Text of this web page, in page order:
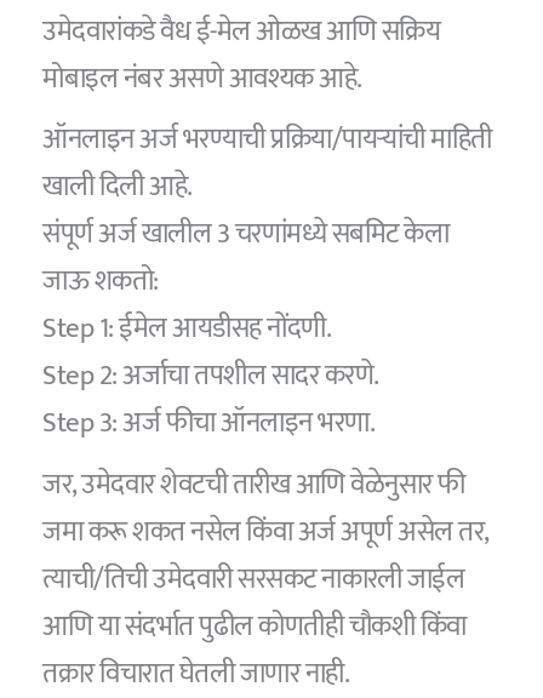
उमेदवारांकडे वैध ई-मेल ओळख आणि सक्रिय
मोबाइल नंबर असणे आवश्यक आहे.
ऑनलाइन अर्ज भरण्याची प्रक्रिया/पायऱ्यांची माहिती
खाली दिली आहे.
संपूर्ण अर्ज खालील 3 चरणांमध्ये सबमिट केला
जाऊ शकतो:
Step 1: ईमेल आयडीसह नोंदणी.
Step 2: अर्जाचा तपशील सादर करणे.
Step 3: अर्ज फीचा ऑनलाइन भरणा.
जर, उमेदवार शेवटची तारीख आणि वेळेनुसार फी
जमा करू शकत नसेल किंवा अर्ज अपूर्ण असेल तर,
त्याची/तिची उमेदवारी सरसकट नाकारली जाईल
आणि या संदर्भात पुढील कोणतीही चौकशी किंवा
तक्रार विचारात घेतली जाणार नाही.